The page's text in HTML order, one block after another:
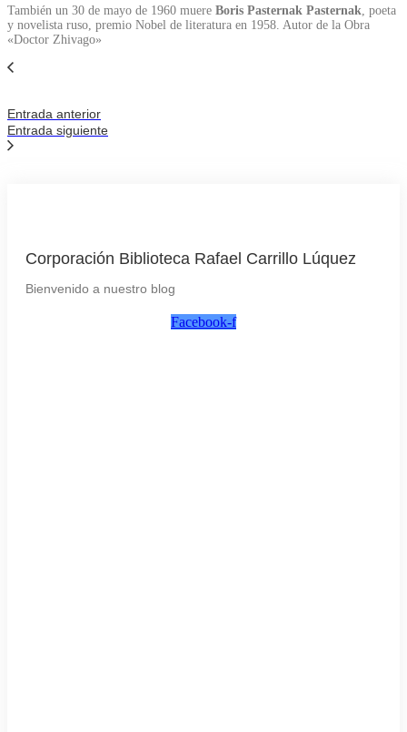
También un 30 de mayo de 1960 muere Boris Pasternak Pasternak, poeta
y novelista ruso, premio Nobel de literatura en 1958. Autor de la Obra
«Doctor Zhivago»
Entrada anterior
Entrada siguiente
Corporación Biblioteca Rafael Carrillo Lúquez
Bienvenido a nuestro blog
Facebook-f